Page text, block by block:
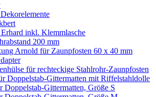
inkl. Klemmlasche
200 mm
Arnold für Zaunpfosten 60 x 40 mm
für rechteckige Stahlrohr-Zaunpfosten
Doppelstab-Gittermatten mit Riffelstahldolle
Doppelstab-Gittermatten, Größe S